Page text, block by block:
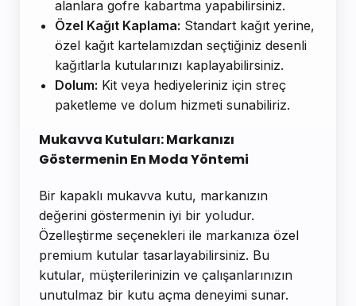
alanlara gofre kabartma yapabilirsiniz.
Özel Kağıt Kaplama: Standart kağıt yerine,
özel kağıt kartelamızdan seçtiğiniz desenli
kağıtlarla kutularınızı kaplayabilirsiniz.
Dolum: Kit veya hediyeleriniz için streç
paketleme ve dolum hizmeti sunabiliriz.
Mukavva Kutuları: Markanızı
Göstermenin En Moda Yöntemi
Bir kapaklı mukavva kutu, markanızın
değerini göstermenin iyi bir yoludur.
Özelleştirme seçenekleri ile markanıza özel
premium kutular tasarlayabilirsiniz. Bu
kutular, müşterilerinizin ve çalışanlarınızın
unutulmaz bir kutu açma deneyimi sunar.